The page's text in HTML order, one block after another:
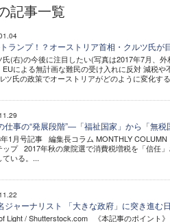
記事一覧
ランプ！？オーストリア首相・クルツ氏が
氏(右)の今後に注目したい(写真は2017年7月、
EUによる無計画な難民の受け入れに反対 減税
ツ氏の政策でオーストリアがどのように変化す
仕事の“発展段階”―「福祉国家」から「無
1月号記事 編集長コラム MONTHLY
ップ 2017年秋の衆院選で消費税増税を「信任
ている。...
ジャーナリスト 「大きな政府」に突き進む
Light / Shutterstock.com 《本記事のポイント